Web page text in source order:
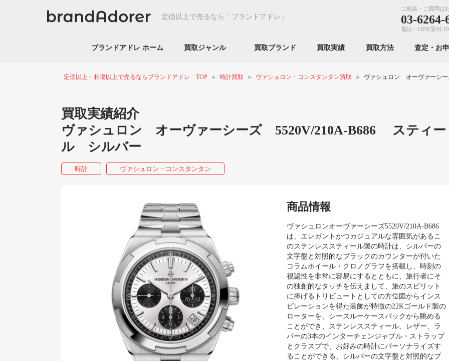
定価以上で売るなら 「ブランドアドレ」
ご相談・ご質問は
03-6264-
電話・LINE受付
ブランドアドレ ホーム 買取ジャンル 買取ブランド 買取実績 買取方法 査定・お
定価以上・相場以上で売るならブランドアドレ TOP 時計買取 ヴァシュロン・コンスタンタン買取 ヴァシュロン オーヴァーシ
買取実績紹介
ヴァシュロン オーヴァーシーズ 5520V/210A-B686 スティー
ル シルバー
時計 ヴァシュロン・コンスタンタン
商品情報
ヴァシュロンオーヴァーシーズ5520V/210A-B686
は、エレガントかつカジュアルな雰囲気があるこ
のステンレススティール製の時計は、シルバーの
文字盤と対照的なブラックのカウンターが付いた
コラムホイール・クロノグラフを搭載し、時刻の
視認性を非常に容易にするとともに、旅行者にそ
の独創的なタッチを伝えまして、旅のスピリット
に捧げるトリビュートとしての方位図からインス
ピレーションを得た装飾が特徴の22Kゴールド製の
ローターを、シースルーケースバックから眺める
ことができ、ステンレススティール、レザー、ラ
バーの3本のインターチェンジャブル・ストラップ
とクラスプで、お好みの時計にパーソナライズす
ることができる、シルバーの文字盤と対照的なブ